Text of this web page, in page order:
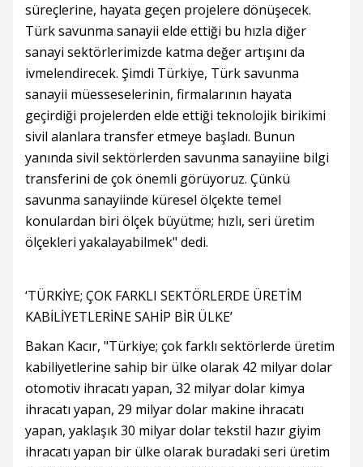
süreçlerine, hayata geçen projelere dönüşecek.
Türk savunma sanayii elde ettiği bu hızla diğer
sanayi sektörlerimizde katma değer artışını da
ivmelendirecek. Şimdi Türkiye, Türk savunma
sanayii müesseselerinin, firmalarının hayata
geçirdiği projelerden elde ettiği teknolojik birikimi
sivil alanlara transfer etmeye başladı. Bunun
yanında sivil sektörlerden savunma sanayiine bilgi
transferini de çok önemli görüyoruz. Çünkü
savunma sanayiinde küresel ölçekte temel
konulardan biri ölçek büyütme; hızlı, seri üretim
ölçekleri yakalayabilmek" dedi.
‘TÜRKİYE; ÇOK FARKLI SEKTÖRLERDE ÜRETİM
KABİLİYETLERİNE SAHİP BİR ÜLKE’
Bakan Kacır, "Türkiye; çok farklı sektörlerde üretim
kabiliyetlerine sahip bir ülke olarak 42 milyar dolar
otomotiv ihracatı yapan, 32 milyar dolar kimya
ihracatı yapan, 29 milyar dolar makine ihracatı
yapan, yaklaşık 30 milyar dolar tekstil hazır giyim
ihracatı yapan bir ülke olarak buradaki seri üretim